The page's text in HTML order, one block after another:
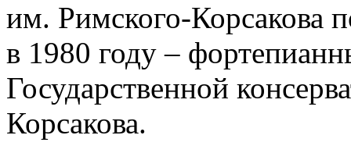
им. Римского-Корсакова
в 1980 году –
Государственной
Корсакова.